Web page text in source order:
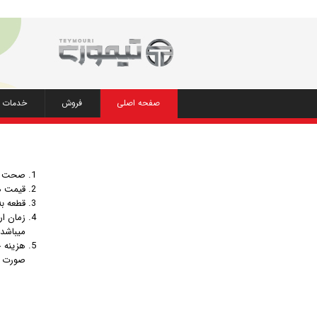
صفحه اصلی فروش
صحت
قیمت ها به "
قطعه
صورت